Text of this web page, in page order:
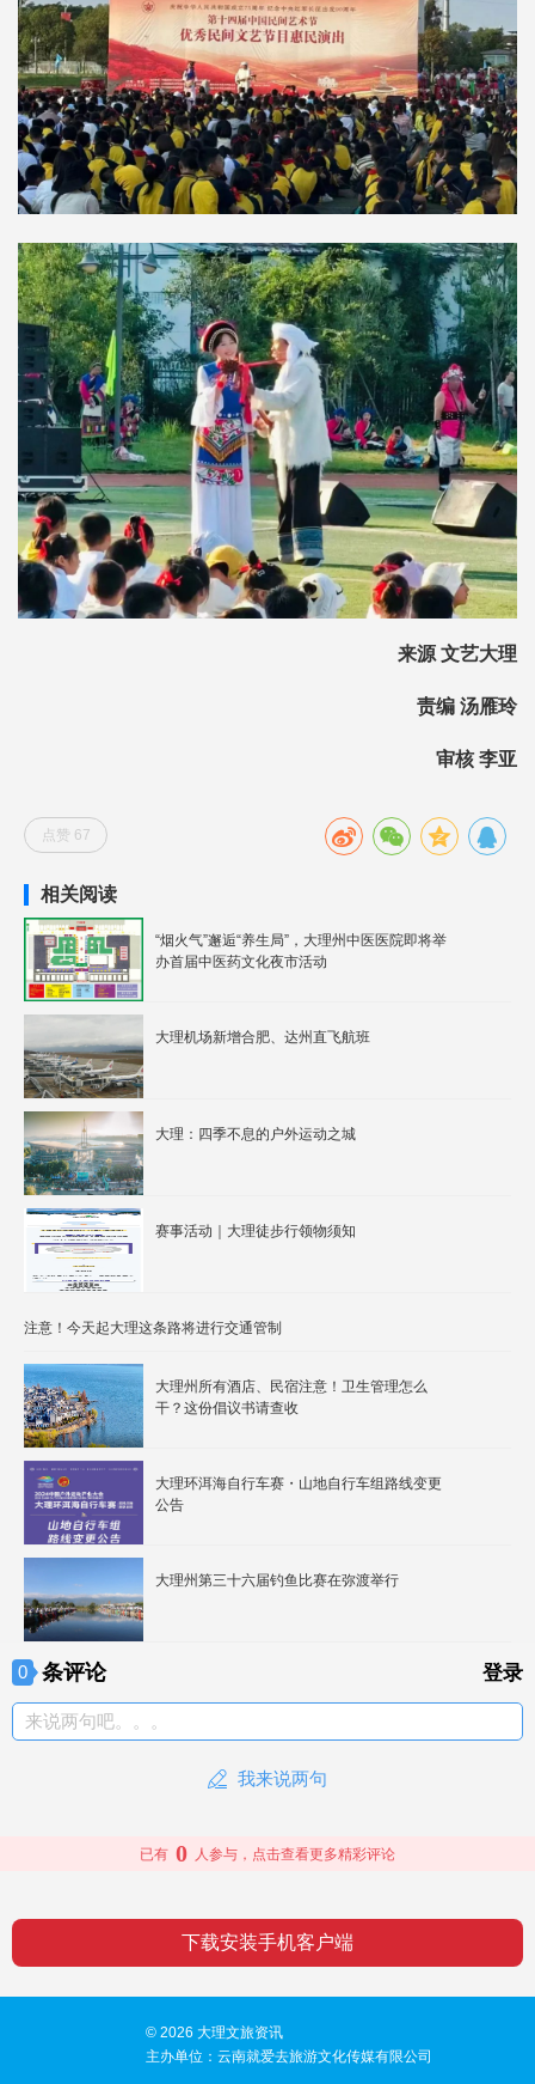
来源 文艺大理
责编 汤雁玲
审核 李亚
点赞 67
相关阅读
“烟火气”邂逅“养生局”，大理州中医医院即将举
办首届中医药文化夜市活动
大理机场新增合肥、达州直飞航班
大理：四季不息的户外运动之城
赛事活动｜大理徒步行领物须知
注意！今天起大理这条路将进行交通管制
大理州所有酒店、民宿注意！卫生管理怎么
干？这份倡议书请查收
大理环洱海自行车赛・山地自行车组路线变更
公告
大理州第三十六届钓鱼比赛在弥渡举行
0 条评论 登录
来说两句吧。。。
我来说两句
已有 0 人参与，点击查看更多精彩评论
下载安装手机客户端
© 2026 大理文旅资讯
主办单位：云南就爱去旅游文化传媒有限公司